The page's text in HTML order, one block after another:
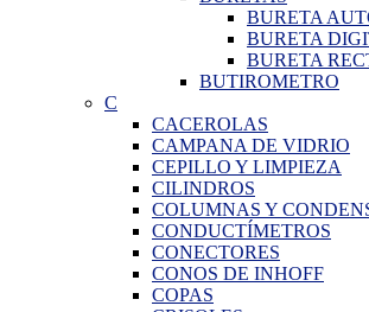
BURETA
BURETA
BURETA
BUTIROMETRO
C
CACEROLAS
CAMPANA DE VIDRIO
CEPILLO Y LIMPIEZA
CILINDROS
COLUMNAS Y
CONDUCTÍMETROS
CONECTORES
CONOS DE INHOFF
COPAS